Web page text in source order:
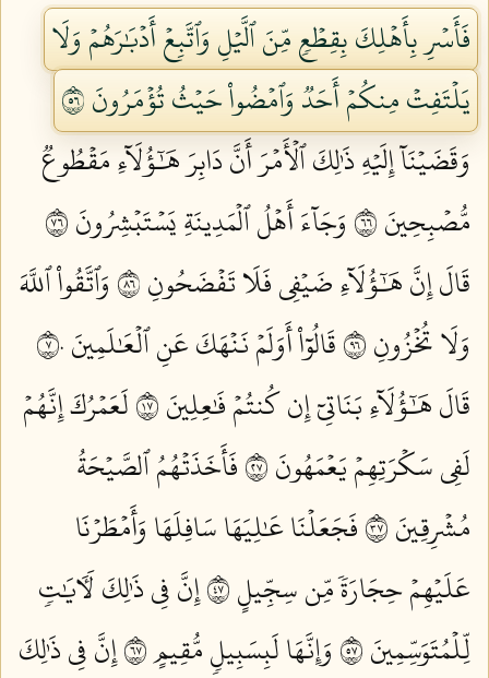
فَأَسۡرِ بِأَهۡلِكَ بِقِطۡعٖ مِّنَ ٱلَّيۡلِ وَٱتَّبِعۡ أَدۡبَٰرَهُمۡ وَلَا
يَلۡتَفِتۡ مِنكُمۡ أَحَدٞ وَٱمۡضُواْ حَيۡثُ تُؤۡمَرُونَ ٦٥
وَقَضَيۡنَآ إِلَيۡهِ ذَٰلِكَ ٱلۡأَمۡرَ أَنَّ دَابِرَ هَٰٓؤُلَآءِ مَقۡطُوعٞ
مُّصۡبِحِينَ ٦٦
وَجَآءَ أَهۡلُ ٱلۡمَدِينَةِ يَسۡتَبۡشِرُونَ ٦٧
قَالَ إِنَّ هَٰٓؤُلَآءِ ضَيۡفِي فَلَا تَفۡضَحُونِ ٦٨
وَٱتَّقُواْ ٱللَّهَ
وَلَا تُخۡزُونِ ٦٩
قَالُوٓاْ أَوَلَمۡ نَنۡهَكَ عَنِ ٱلۡعَٰلَمِينَ ٧٠
قَالَ هَٰٓؤُلَآءِ بَنَاتِيٓ إِن كُنتُمۡ فَٰعِلِينَ ٧١
لَعَمۡرُكَ إِنَّهُمۡ
لَفِي سَكۡرَتِهِمۡ يَعۡمَهُونَ ٧٢
فَأَخَذَتۡهُمُ ٱلصَّيۡحَةُ
مُشۡرِقِينَ ٧٣
فَجَعَلۡنَا عَٰلِيَهَا سَافِلَهَا وَأَمۡطَرۡنَا
عَلَيۡهِمۡ حِجَارَةٗ مِّن سِجِّيلٍ ٧٤
إِنَّ فِي ذَٰلِكَ لَأٓيَٰتٖ
لِّلۡمُتَوَسِّمِينَ ٧٥
وَإِنَّهَا لَبِسَبِيلٖ مُّقِيمٍ ٧٦
إِنَّ فِي ذَٰلِكَ